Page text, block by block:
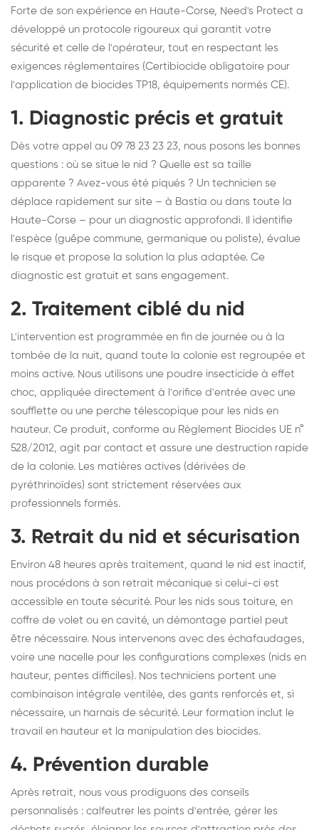
Forte de son expérience en Haute-Corse, Need's Protect a
développé un protocole rigoureux qui garantit votre
sécurité et celle de l'opérateur, tout en respectant les
exigences réglementaires (Certibiocide obligatoire pour
l'application de biocides TP18, équipements normés CE).
1. Diagnostic précis et gratuit
Dès votre appel au 09 78 23 23 23, nous posons les bonnes
questions : où se situe le nid ? Quelle est sa taille
apparente ? Avez-vous été piqués ? Un technicien se
déplace rapidement sur site – à Bastia ou dans toute la
Haute-Corse – pour un diagnostic approfondi. Il identifie
l'espèce (guêpe commune, germanique ou poliste), évalue
le risque et propose la solution la plus adaptée. Ce
diagnostic est gratuit et sans engagement.
2. Traitement ciblé du nid
L'intervention est programmée en fin de journée ou à la
tombée de la nuit, quand toute la colonie est regroupée et
moins active. Nous utilisons une poudre insecticide à effet
choc, appliquée directement à l'orifice d'entrée avec une
soufflette ou une perche télescopique pour les nids en
hauteur. Ce produit, conforme au Règlement Biocides UE n°
528/2012, agit par contact et assure une destruction rapide
de la colonie. Les matières actives (dérivées de
pyréthrinoïdes) sont strictement réservées aux
professionnels formés.
3. Retrait du nid et sécurisation
Environ 48 heures après traitement, quand le nid est inactif,
nous procédons à son retrait mécanique si celui-ci est
accessible en toute sécurité. Pour les nids sous toiture, en
coffre de volet ou en cavité, un démontage partiel peut
être nécessaire. Nous intervenons avec des échafaudages,
voire une nacelle pour les configurations complexes (nids en
hauteur, pentes difficiles). Nos techniciens portent une
combinaison intégrale ventilée, des gants renforcés et, si
nécessaire, un harnais de sécurité. Leur formation inclut le
travail en hauteur et la manipulation des biocides.
4. Prévention durable
Après retrait, nous vous prodiguons des conseils
personnalisés : calfeutrer les points d'entrée, gérer les